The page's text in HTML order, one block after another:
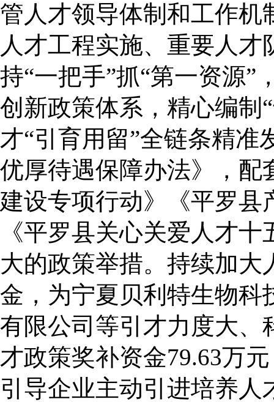
管人才领导体制和工作机
人才工程实施、重要人
持“一把手”抓“第一资源
创新政策体系，精心编制
才“引育用留”全链条精
优厚待遇保障办法》，配
建设专项行动》《平罗县
《平罗县关心关爱人才
大的政策举措。持续加
金，为宁夏贝利特生物科
有限公司等引才力度大、
才政策奖补资金79.63万
引导企业主动引进培养